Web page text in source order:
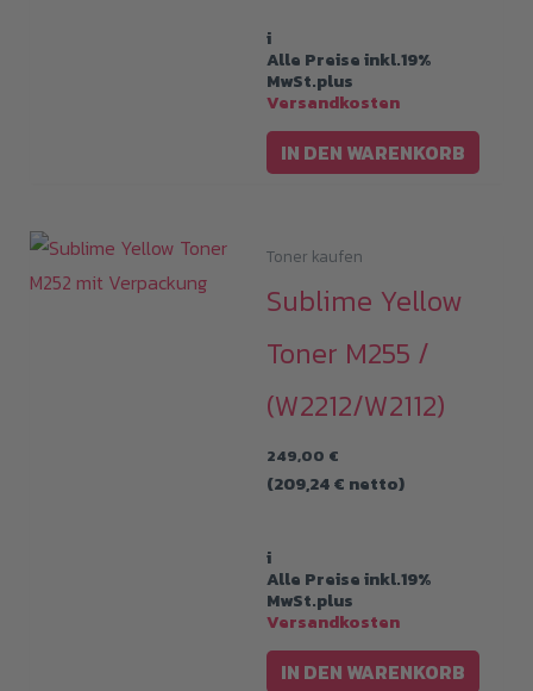
i
Alle Preise inkl.19%
MwSt.plus
Versandkosten
IN DEN WARENKORB
Toner kaufen
Sublime Yellow
Toner M255 /
(W2212/W2112)
249,00 €
(209,24€ netto)
i
Alle Preise inkl.19%
MwSt.plus
Versandkosten
IN DEN WARENKORB